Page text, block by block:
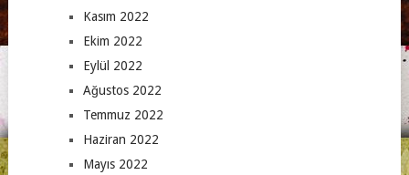
Kasım 2022
Ekim 2022
Eylül 2022
Ağustos 2022
Temmuz 2022
Haziran 2022
Mayıs 2022